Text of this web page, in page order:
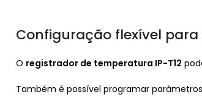
Configuração flexível
O registrador de temperatura IP-T12
Também é possível programar